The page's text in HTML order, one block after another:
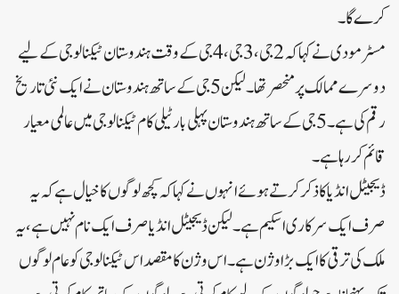
کرے گا۔
مسٹر مودی نے کہا کہ 2جی، 3جی،4جی کے وقت ہندوستان ٹیکنالوجی کے لیے
دوسرے ممالک پر منحصر تھا۔ لیکن 5جی کے ساتھ ہندوستان نے ایک نئی تاریخ
رقم کی ہے۔5جی کے ساتھ ہندوستان پہلی بار ٹیلی کام ٹیکنالوجی میں عالمی معیار
قائم کر رہا ہے۔
ڈیجیٹل انڈیا کا ذکر کرتے ہوئے انہوں نے کہا کہ کچھ لوگوں کا خیال ہے کہ یہ
صرف ایک سرکاری اسکیم ہے۔ لیکن ڈیجیٹل انڈیا صرف ایک نام نہیں ہے، یہ
ملک کی ترقی کا ایک بڑا وژن ہے۔ اس وژن کا مقصد اس ٹیکنالوجی کو عام لوگوں